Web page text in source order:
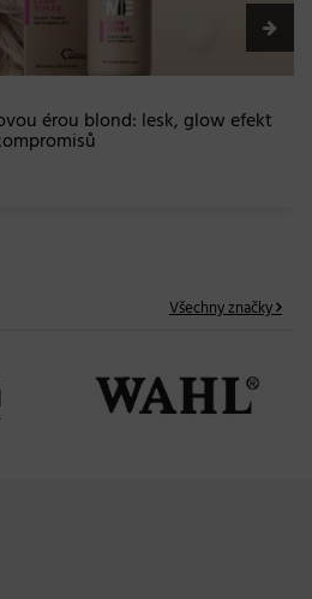
érou blond: lesk, glow efekt
Všechny značky